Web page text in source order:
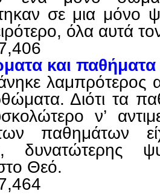
σε μια μόνο
όλα αυτά
και παθήματα
λαμπρότερος
Διότι τα
ν’
παθημάτων
δυνατώτερης
Θεό.